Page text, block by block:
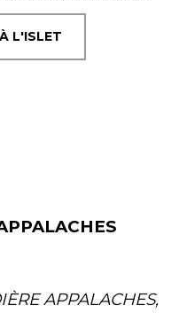
L'ISLET
APPALACHES,